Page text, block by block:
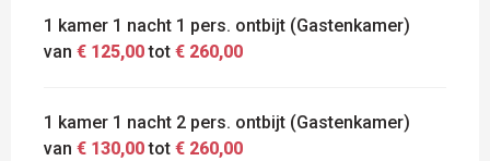
1 kamer 1 nacht 1 pers. ontbijt (Gastenkamer)
van € 125,00tot € 260,00
1 kamer 1 nacht 2 pers. ontbijt (Gastenkamer)
van € 130,00tot € 260,00